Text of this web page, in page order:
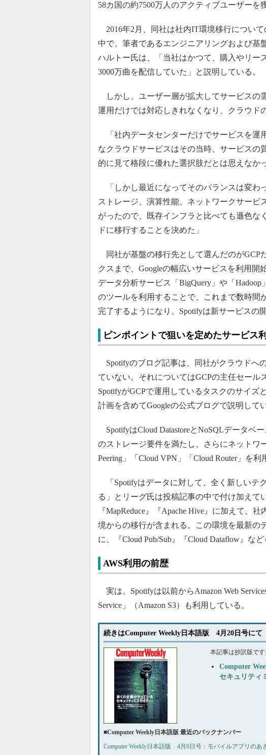
58カ国の約7500万人のアクティブユーザーを
2016年2月、同社は社内IT環境移行につい
中で、筆者であるエンジニアリングおよび基
ハルトー氏は、「当社はかつて、購入やリー
3000万曲を配信していた」と説明している。
しかし、ユーザー層が拡大してサービスの
運用だけでは対応しきれなくなり、クラウド
「社内データセンターだけでサービスを運
なクラウドサービスはその当時、サービスの
的に見て格段に優れた選択肢だとは思えなか
「しかし最近になってそのバランスは変わ
ストレージ、演算性能、ネットワークサー
がったので、既存インフラと比べても遜色な
ドに移行することを決めた」
同社が基盤の移行先として選んだのがGCP
クスまで、Googleの幅広いサービスを利用開
データ分析サービス「BigQuery」や「
のツールを利用することで、これまで数時間
完了するようになり、Spotifyは新サービスの
ピンポイントで狙いを定めたサービス
Spotifyのブログ記事は、同社がクラウドへ
ていない。それについてはGCPの主任セー
SpotifyがGCPで運用しているタスクのサイ
計画を含めてGoogleの公式ブログで説明してい
SpotifyはCloud DatastoreとNoSQLデータベ
のストレージ要件を満たし、さらにネットワ
Peering」「Cloud VPN」「Cloud Router」を利
「Spotifyはデータに対して、全く新しいテ
る」とリーグ氏は投稿記事の中で付け加えて
『MapReduce』『Apache Hive』に加えて、
境からの移行が含まれる。この環境を最新の
に、『Cloud Pub/Sub』『Cloud Dataflow』な
AWS利用の前歴
実は、Spotifyは以前からAmazon Web
Service」（Amazon S3）も利用している。
続きはComputer Weekly日本語版 4月20日号にて
本記事は抄訳版で
Computer
セキュリティ
■Computer Weekly日本語版 最近のバックナンバー
Computer Weekly日本語版 4月6日号：モバイルアプリのあ